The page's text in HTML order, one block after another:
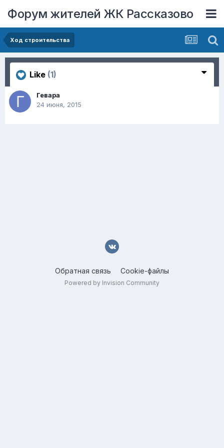
Форум жителей ЖК Рассказово
Ход строительства
Like (1)
Гевара
24 июня, 2015
Обратная связь Cookie-файлы
Powered by Invision Community